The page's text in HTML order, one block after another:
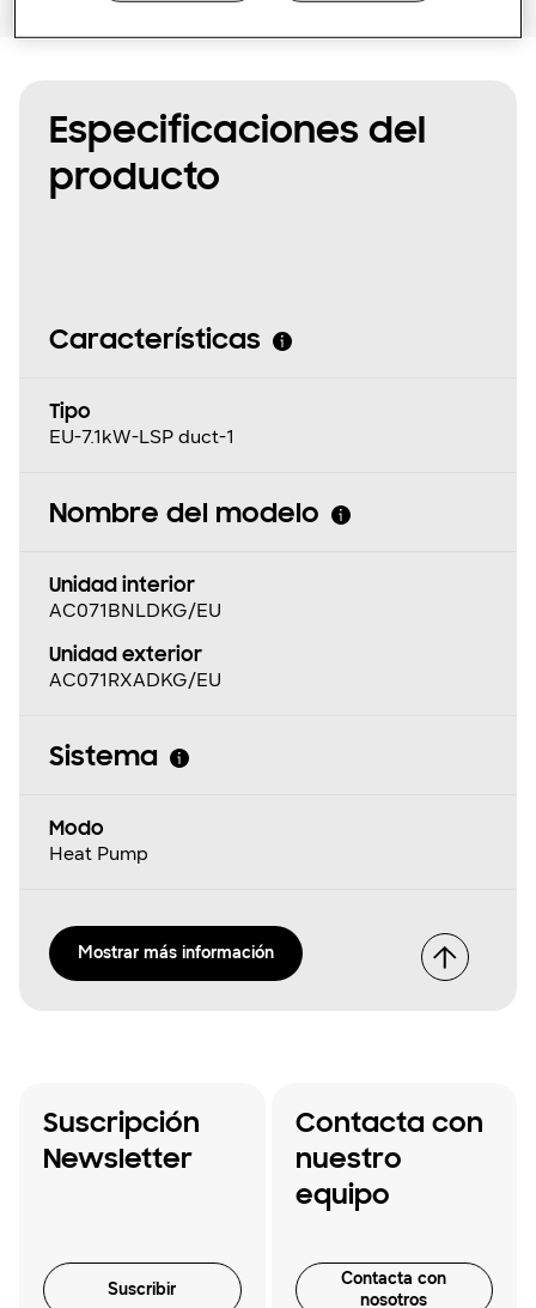
Especificaciones del
producto
Características
Tipo
EU-7.1kW-LSP duct-1
Nombre del modelo
Unidad interior
AC071BNLDKG/EU
Unidad exterior
AC071RXADKG/EU
Sistema
Modo
Heat Pump
Mostrar más información
Suscripción
Newsletter
Suscribir
Contacta con
nuestro
equipo
Contacta con
nosotros